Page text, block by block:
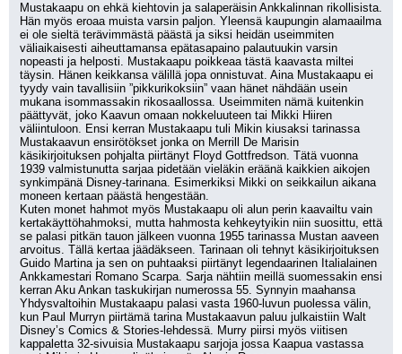
Mustakaapu on ehkä kiehtovin ja salaperäisin Ankkalinnan rikollisista.
Hän myös eroaa muista varsin paljon. Yleensä kaupungin alamaailma
ei ole sieltä terävimmästä päästä ja siksi heidän useimmiten
väliaikaisesti aiheuttamansa epätasapaino palautuukin varsin
nopeasti ja helposti. Mustakaapu poikkeaa tästä kaavasta miltei
täysin. Hänen keikkansa välillä jopa onnistuvat. Aina Mustakaapu ei
tyydy vain tavallisiin ”pikkurikoksiin” vaan hänet nähdään usein
mukana isommassakin rikosaallossa. Useimmiten nämä kuitenkin
päättyvät, joko Kaavun omaan nokkeluuteen tai Mikki Hiiren
väliintuloon. Ensi kerran Mustakaapu tuli Mikin kiusaksi tarinassa
Mustakaavun ensirötökset jonka on Merrill De Marisin
käsikirjoituksen pohjalta piirtänyt Floyd Gottfredson. Tätä vuonna
1939 valmistunutta sarjaa pidetään vieläkin eräänä kaikkien aikojen
synkimpänä Disney-tarinana. Esimerkiksi Mikki on seikkailun aikana
moneen kertaan päästä hengestään.
Kuten monet hahmot myös Mustakaapu oli alun perin kaavailtu vain
kertakäyttöhahmoksi, mutta hahmosta kehkeytyikin niin suosittu, että
se palasi pitkän tauon jälkeen vuonna 1955 tarinassa Mustan aaveen
arvoitus. Tällä kertaa jäädäkseen. Tarinaan oli tehnyt käsikirjoituksen
Guido Martina ja sen on puhtaaksi piirtänyt legendaarinen Italialainen
Ankkamestari Romano Scarpa. Sarja nähtiin meillä suomessakin ensi
kerran Aku Ankan taskukirjan numerossa 55. Synnyin maahansa
Yhdysvaltoihin Mustakaapu palasi vasta 1960-luvun puolessa välin,
kun Paul Murryn piirtämä tarina Mustakaavun paluu julkaistiin Walt
Disney’s Comics & Stories-lehdessä. Murry piirsi myös viitisen
kappaletta 32-sivuisia Mustakaapu sarjoja jossa Kaapua vastassa